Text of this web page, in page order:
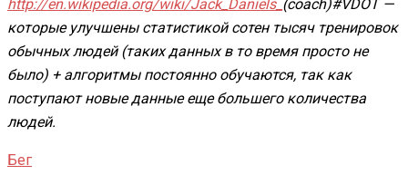
http://en.wikipedia.org/wiki/Jack_Daniels_ (coach)#VDOT —
которые улучшены статистикой сотен тысяч тренировок
обычных людей (таких данных в то время просто не
было) + алгоритмы постоянно обучаются, так как
поступают новые данные еще большего количества
людей.
Бег